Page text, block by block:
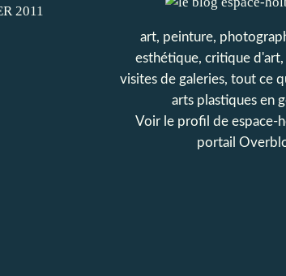
2011
art, peinture,
esthétique, critique d'art,
visites de galeries, tout ce
arts plastiques en
Voir le profil de espace-
portail